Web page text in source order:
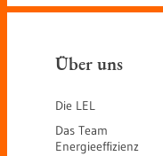
Über uns
Die LEL
Das Team
Energieeffizienz